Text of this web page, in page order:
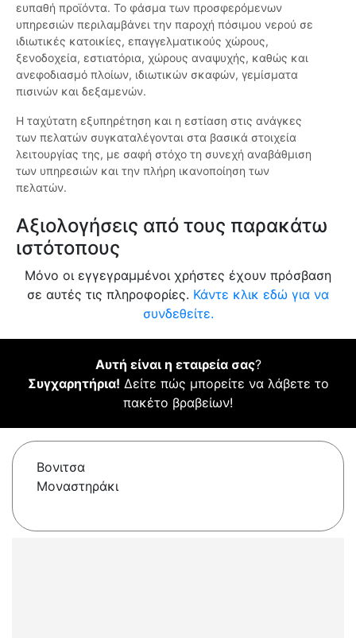
ευπαθή προϊόντα. Το φάσμα των προσφερόμενων
υπηρεσιών περιλαμβάνει την παροχή πόσιμου νερού σε
ιδιωτικές κατοικίες, επαγγελματικούς χώρους,
ξενοδοχεία, εστιατόρια, χώρους αναψυχής, καθώς και
ανεφοδιασμό πλοίων, ιδιωτικών σκαφών, γεμίσματα
πισινών και δεξαμενών.
Η ταχύτατη εξυπηρέτηση και η εστίαση στις ανάγκες
των πελατών συγκαταλέγονται στα βασικά στοιχεία
λειτουργίας της, με σαφή στόχο τη συνεχή αναβάθμιση
των υπηρεσιών και την πλήρη ικανοποίηση των
πελατών.
Αξιολογήσεις από τους παρακάτω
ιστότοπους
Μόνο οι εγγεγραμμένοι χρήστες έχουν πρόσβαση
σε αυτές τις πληροφορίες. Κάντε κλικ εδώ για να
συνδεθείτε.
Αυτή είναι η εταιρεία σας?
Συγχαρητήρια! Δείτε πώς μπορείτε να λάβετε το
πακέτο βραβείων!
Βονιτσα
Μοναστηράκι